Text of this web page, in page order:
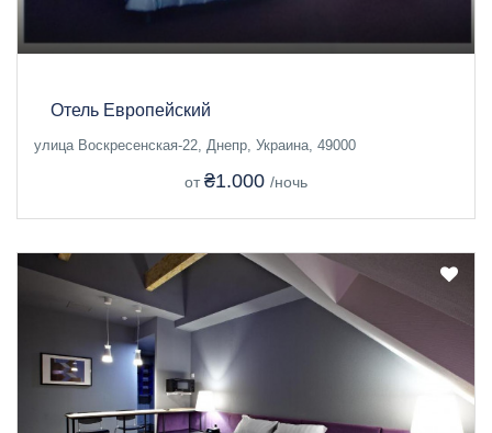
Отель Европейский
улица Воскресенская-22, Днепр, Украина, 49000
от ₴1.000 /ночь